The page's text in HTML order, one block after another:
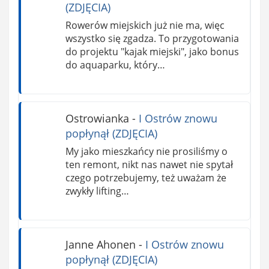
(ZDJĘCIA)
Rowerów miejskich już nie ma, więc
wszystko się zgadza. To przygotowania
do projektu "kajak miejski", jako bonus
do aquaparku, który…
Ostrowianka - I Ostrów znowu
popłynął (ZDJĘCIA)
My jako mieszkańcy nie prosiliśmy o
ten remont, nikt nas nawet nie spytał
czego potrzebujemy, też uważam że
zwykły lifting…
Janne Ahonen - I Ostrów znowu
popłynął (ZDJĘCIA)